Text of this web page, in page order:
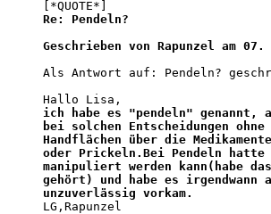
Re: Pendeln?
Geschrieben von Rapunzel am
Als Antwort auf: Pendeln?
ich habe es "pendeln"
bei solchen Entscheidungen
Handflächen über die
oder Prickeln.Bei Pendeln
manipuliert werden kann(habe
gehört) und habe es
unzuverlässig vorkam.
LG,Rapunzel